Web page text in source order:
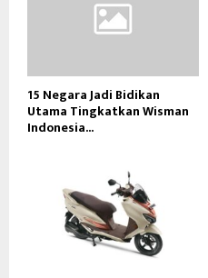
15 Negara Jadi Bidikan
Utama Tingkatkan Wisman
Indonesia...